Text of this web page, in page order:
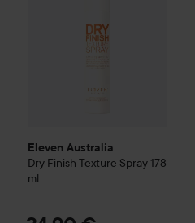
Eleven Australia
Dry Finish Texture Spray 178
ml